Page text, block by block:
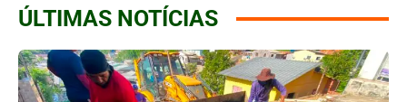
ÚLTIMAS NOTÍCIAS